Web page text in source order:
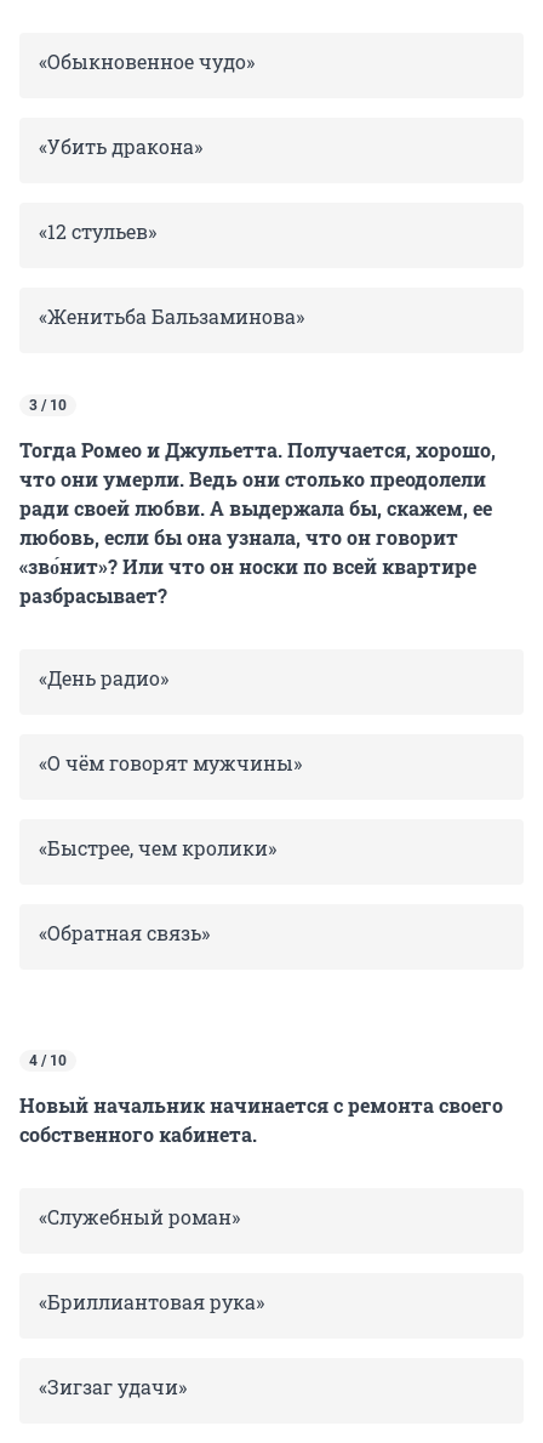
«Обыкновенное чудо»
«Убить дракона»
«12 стульев»
«Женитьба Бальзаминова»
3 / 10
Тогда Ромео и Джульетта. Получается, хорошо,
что они умерли. Ведь они столько преодолели
ради своей любви. А выдержала бы, скажем, ее
любовь, если бы она узнала, что он говорит
«зво́нит»? Или что он носки по всей квартире
разбрасывает?
«День радио»
«О чём говорят мужчины»
«Быстрее, чем кролики»
«Обратная связь»
4 / 10
Новый начальник начинается с ремонта своего
собственного кабинета.
«Служебный роман»
«Бриллиантовая рука»
«Зигзаг удачи»